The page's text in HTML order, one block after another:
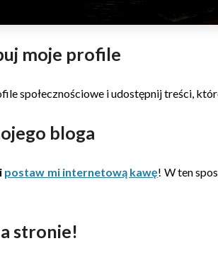
moje profile
społecznościowe i udostępnij treści,
bloga
postaw mi internetową kawę! W ten
stronie!